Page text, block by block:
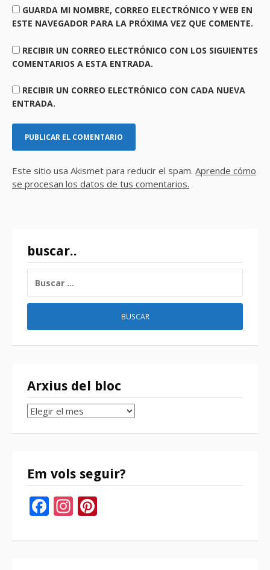
GUARDA MI NOMBRE, CORREO ELECTRÓNICO Y WEB EN
ESTE NAVEGADOR PARA LA PRÓXIMA VEZ QUE COMENTE.
RECIBIR UN CORREO ELECTRÓNICO CON LOS SIGUIENTES
COMENTARIOS A ESTA ENTRADA.
RECIBIR UN CORREO ELECTRÓNICO CON CADA NUEVA
ENTRADA.
Este sitio usa Akismet para reducir el spam. Aprende cómo
se procesan los datos de tus comentarios.
buscar..
Arxius del bloc
Arxius
bloc
Em vols seguir?
Facebook
Instagram